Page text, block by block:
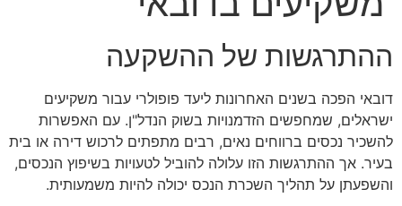
ההתרגשות של ההשקעה
דובאי הפכה בשנים האחרונות ליעד פופולרי עבור משקיעים
ישראלים, שמחפשים הזדמנויות בשוק הנדל"ן. עם האפשרות
להשכיר נכסים ברווחים נאים, רבים מתפתים לרכוש דירה או בית
בעיר. אך ההתרגשות הזו עלולה להוביל לטעויות בשיפוץ הנכסים,
והשפעתן על תהליך השכרת הנכס יכולה להיות משמעותית.